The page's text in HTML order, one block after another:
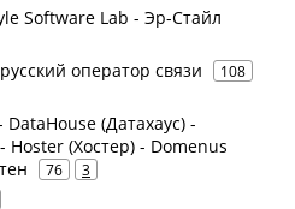
Software Lab - Эр-Стайл
оператор связи
108
(Датахаус) -
Hoster (Хостер) - Domenus
76 3